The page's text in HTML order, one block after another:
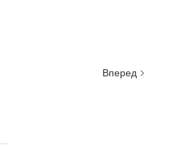
Вперед